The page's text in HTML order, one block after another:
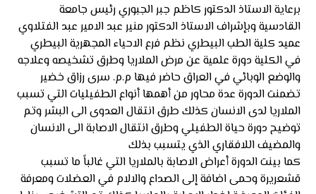
برعاية الاستاذ الدكتور كاظم جبر الجبوري رئيس جامعة
القادسية وبإشراف الاستاذ الدكتور منير عبد الامير عبد الفتلاوي
عميد كلية الطب البيطري نظم فرع الاحياء المجهرية البيطري
في الكلية دورة علمية عن مرض الملاريا وطرق تشخيصه وعلاجه
والوضع الوبائي في العراق حاضر فيها م.م. سرى رزاق خضير
تضمنت الدورة عدة محاور من أهمها أنواع الطفيليات التي تسبب
الملاريا لدى الانسان كذلك طرق انتقال العدوى الى البشر وتم
توضيح دورة حياة الطفيلي وطرق انتقال الاصابة الى الانسان
والمضيف اللافقاري الذي يتسبب بذلك
كما بينت الدورة أعراض الاصابة بالملاريا التي غالباً ما تسبب
قشعريرة وحمى اضافة إلى الصداع والالام في العضلات ومعرفة